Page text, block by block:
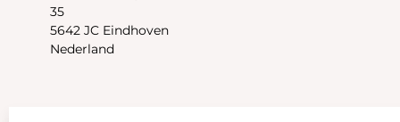
35
5642 JC Eindhoven
Nederland